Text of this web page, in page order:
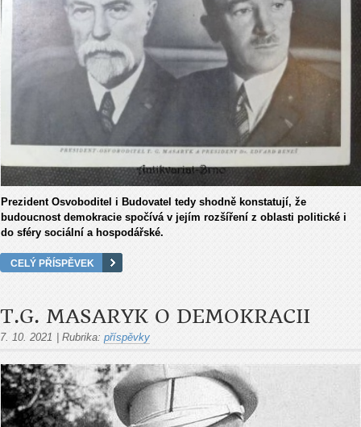
Prezident Osvoboditel i Budovatel tedy shodně konstatují, že
budoucnost demokracie spočívá v jejím rozšíření z oblasti politické i
do sféry sociální a hospodářské.
CELÝ PŘÍSPĚVEK
T.G. MASARYK O DEMOKRACII
7. 10. 2021 | Rubrika: příspěvky